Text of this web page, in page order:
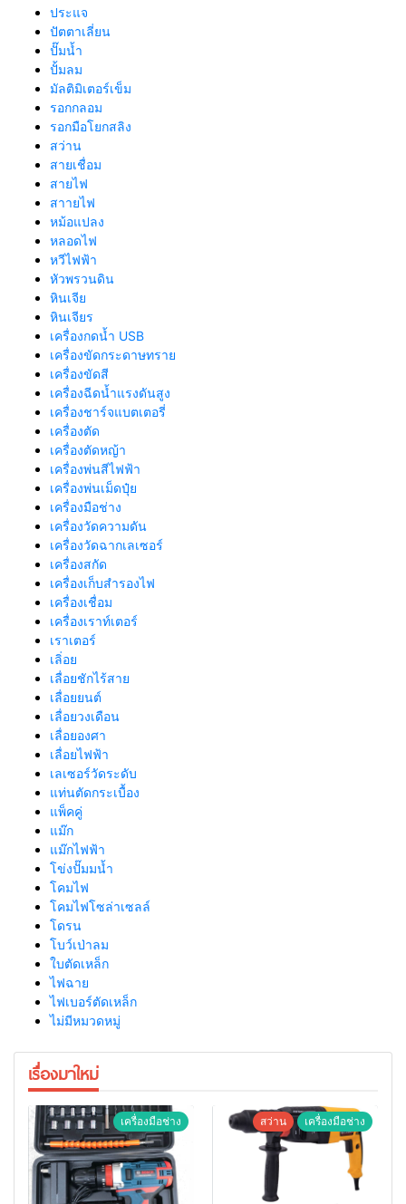
ประแจ
ปัตตาเลี่ยน
ปั๊มน้ำ
ปั้มลม
มัลติมิเตอร์เข็ม
รอกกลอม
รอกมือโยกสลิง
สว่าน
สายเชื่อม
สายไฟ
สาายไฟ
หม้อแปลง
หลอดไฟ
หวีไฟฟ้า
หัวพรวนดิน
หินเจีย
หินเจียร
เครื่องกดน้ำ USB
เครื่องขัดกระดาษทราย
เครื่องขัดสี
เครื่องฉีดน้ำแรงดันสูง
เครื่องชาร์จแบตเตอรี่
เครื่องตัด
เครื่องตัดหญ้า
เครื่องพ่นสีไฟฟ้า
เครื่องพ่นเม็ดปุ๋ย
เครื่องมือช่าง
เครื่องวัดความดัน
เครื่องวัดฉากเลเซอร์
เครื่องสกัด
เครื่องเก็บสํารองไฟ
เครื่องเชื่อม
เครื่องเราท์เตอร์
เราเตอร์
เลิ่อย
เลื่อยชักไร้สาย
เลื่อยยนต์
เลื่อยวงเดือน
เลื่อยองศา
เลื่อยไฟฟ้า
เลเซอร์วัดระดับ
แท่นตัดกระเบื้อง
แพ็คคู่
แม๊ก
แม๊กไฟฟ้า
โข่งปั๊มมน้ำ
โคมไฟ
โคมไฟโซล่าเซลล์
โดรน
โบว์เป่าลม
ใบตัดเหล็ก
ไฟฉาย
ไฟเบอร์ตัดเหล็ก
ไม่มีหมวดหมู่
เรื่องมาใหม่
เครื่องมือช่าง สว่าน เครื่องมือช่าง